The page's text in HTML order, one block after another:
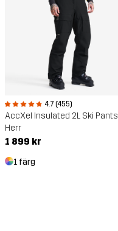
4.7 (455)
AccXel Insulated 2L Ski Pants
Herr
1 899 kr
1 färg